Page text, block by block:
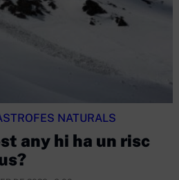
NATURALS
any hi ha un risc